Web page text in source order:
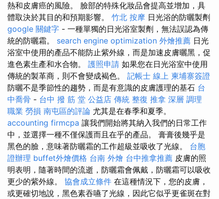
熱和皮膚癌的風險。 臉部的特殊化妝品會提高並增加，具
體取決於其目的和預期影響。 竹北 按摩 日光浴的防曬製劑
google 關鍵字 - 一種單獨的日光浴室製劑，無法誤認為傳
統的防曬霜。 search engine optimization 外燴推薦 日光
浴室中使用的產品不能防止紫外線，而是加速皮膚曬黑，促
進色素生產和水合物。 護照申請 如果您在日光浴室中使用
傳統的製革商，則不會變成褐色。 記帳士 線上 柬埔寨簽證
防曬不是季節性的趨勢，而是有意識的皮膚護理的基石 台
中喬骨 - 台中 撥 筋 堂 公益店 傳統 整復 推拿 深層 調理
職業 勞損 南屯區的評論 尤其是在春季和夏季。
accounting firmcpa 讓我們開始將其納入我們的日常工作
中，並選擇一種不僅保護而且在乎的產品。 膏膏後幾乎是
黑色的臉，意味著防曬霜的工作超級並吸收了光線。 台胞
證辦理 buffet外燴價格 台南 外燴 台中推拿推薦 皮膚的照
明表明，隨著時間的流逝，防曬霜會佩戴，防曬霜可以吸收
更少的紫外線。 協會成立條件 在這種情況下，您的皮膚，
或更確切地說，黑色素吞嚥了光線，因此它似乎更雀斑在對